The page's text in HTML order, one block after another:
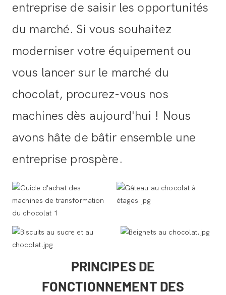
entreprise de saisir les opportunités
du marché. Si vous souhaitez
moderniser votre équipement ou
vous lancer sur le marché du
chocolat, procurez-vous nos
machines dès aujourd'hui ! Nous
avons hâte de bâtir ensemble une
entreprise prospère.
PRINCIPES DE
FONCTIONNEMENT DES